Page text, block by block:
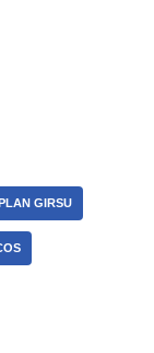
GIRSU